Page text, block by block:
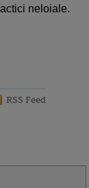
neloiale.
RSS Feed